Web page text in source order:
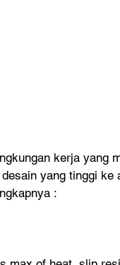
kerja yang
yang tinggi
: